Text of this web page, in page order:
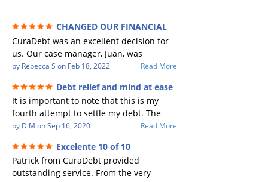
CHANGED OUR FINANCIAL
FUTURE (credit 200 Points / 90 K in debt
GONE)
CuraDebt was an excellent decision for
us. Our case manager, Juan, was
incredible to work with. He and Julio
Every communication was quickly
responded to and all of our questions
were answered. We were able to clear
up in excess of 90 K in debt in a few
years with a manageable payment.
CuraDebt gave us the opportunity to
start over and do things the right way.
The collection calls ALL stopped,
by Rebecca S on Feb 18, 2022 Read More
Debt relief and mind at ease
It is important to note that this is my
fourth attempt to settle my debt. The
first debt settlement company gave me
a debtor listing me as a charge off on my
credit report, even though they are paid
to date and I am making payments. The
by D M onSep 16, 2020 Read More
Excelente 10 of 10
Patrick from CuraDebt provided
outstanding service. From the very